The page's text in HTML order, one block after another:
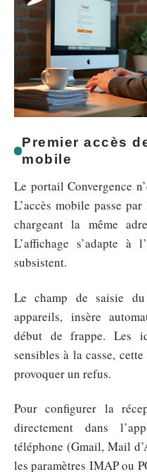
Premier accès
mobile
Le portail Convergence
L’accès mobile passe
chargeant la même
L’affichage s’adapte à
subsistent.
Le champ de saisie
appareils, insère
début de frappe. Les
sensibles à la casse,
provoquer un refus.
Pour configurer la
directement dans
téléphone (Gmail, Mail
les paramètres IMAP ou